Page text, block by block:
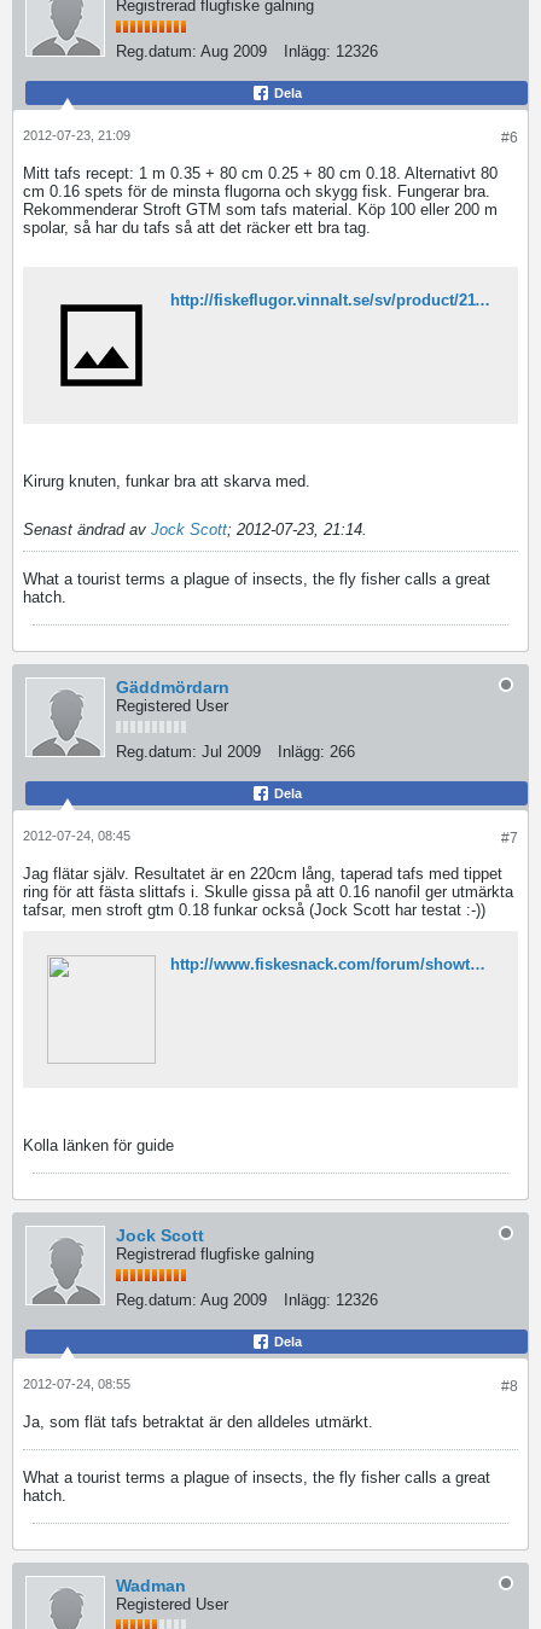
Registrerad flugfiske galning
Reg.datum: Aug 2009 Inlägg: 12326
Dela
#6
2012-07-23, 21:09
Mitt tafs recept: 1 m 0.35 + 80 cm 0.25 + 80 cm 0.18. Alternativt 80
cm 0.16 spets för de minsta flugorna och skygg fisk. Fungerar bra.
Rekommenderar Stroft GTM som tafs material. Köp 100 eller 200 m
spolar, så har du tafs så att det räcker ett bra tag.
http://fiskeflugor.vinnalt.se/sv/product/211/Stroft-GTM-100-m
Kirurg knuten, funkar bra att skarva med.
Senast ändrad av Jock Scott; 2012-07-23, 21:14.
What a tourist terms a plague of insects, the fly fisher calls a great
hatch.
Gäddmördarn
Registered User
Reg.datum: Jul 2009 Inlägg: 266
Dela
#7
2012-07-24, 08:45
Jag flätar själv. Resultatet är en 220cm lång, taperad tafs med tippet
ring för att fästa slittafs i. Skulle gissa på att 0.16 nanofil ger utmärkta
tafsar, men stroft gtm 0.18 funkar också (Jock Scott har testat :-))
http://www.fiskesnack.com/forum/showthread.php/109761-Guide-f%C3%B6r-fl%C3%A4tning-av-egen-tafs
Kolla länken för guide
Jock Scott
Registrerad flugfiske galning
Reg.datum: Aug 2009 Inlägg: 12326
Dela
#8
2012-07-24, 08:55
Ja, som flät tafs betraktat är den alldeles utmärkt.
What a tourist terms a plague of insects, the fly fisher calls a great
hatch.
Wadman
Registered User